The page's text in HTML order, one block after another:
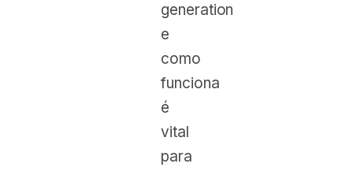
generation
e
como
funciona
é
vital
para